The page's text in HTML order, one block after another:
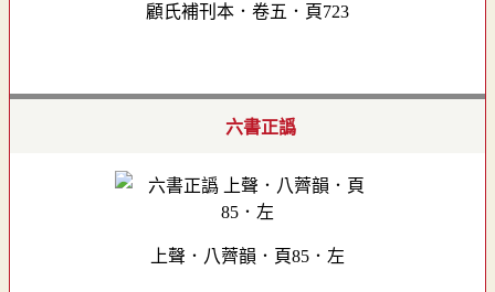
顧氏補刊本．卷五．頁723
六書正譌
上聲．八薺韻．頁85．左